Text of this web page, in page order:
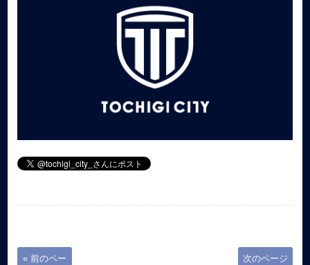
« 前のペー
次のページ